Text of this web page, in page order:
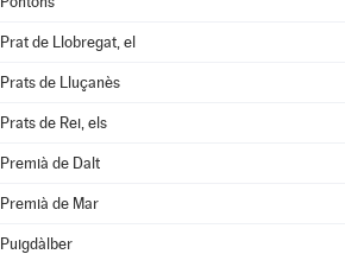
Prat de Llobregat, el
Prats de Lluçanès
Prats de Rei, els
Premià de Dalt
Premià de Mar
Puigdàlber